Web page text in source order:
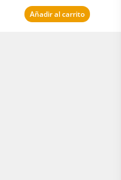
Añadir al carrito